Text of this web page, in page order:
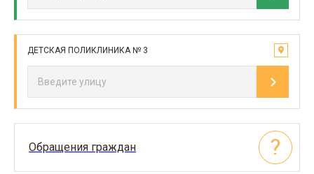
ДЕТСКАЯ ПОЛИКЛИНИКА № 3
Обращения граждан